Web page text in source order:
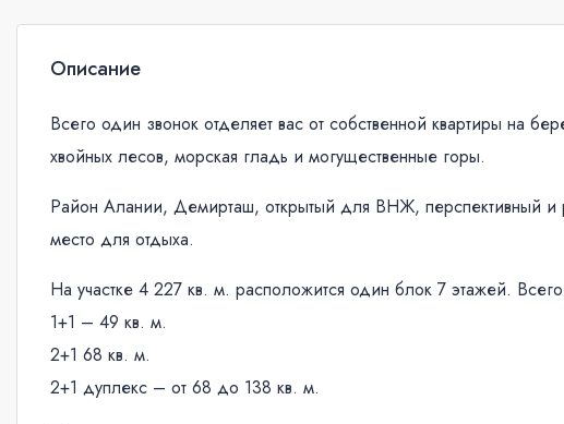
Описание
Всего один звонок отделяет вас от собственной квартиры на
хвойных лесов, морская гладь и могущественные горы.
Район Алании, Демирташ, открытый для ВНЖ, перспективный
место для отдыха.
На участке 4 227 кв. м. расположится один блок 7 этажей.
1+1 – 49 кв. м.
2+1 68 кв. м.
2+1 дуплекс – от 68 до 138 кв. м.